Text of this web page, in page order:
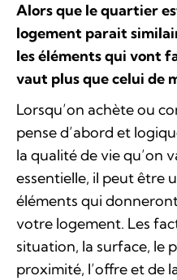
Alors que le quartier
logement parait
les éléments qui vont
vaut plus que celui de
Lorsqu’on achète ou
pense d’abord et
la qualité de vie qu’on
essentielle, il peut être
éléments qui
votre logement. Les
situation, la surface, le
proximité, l’offre et de